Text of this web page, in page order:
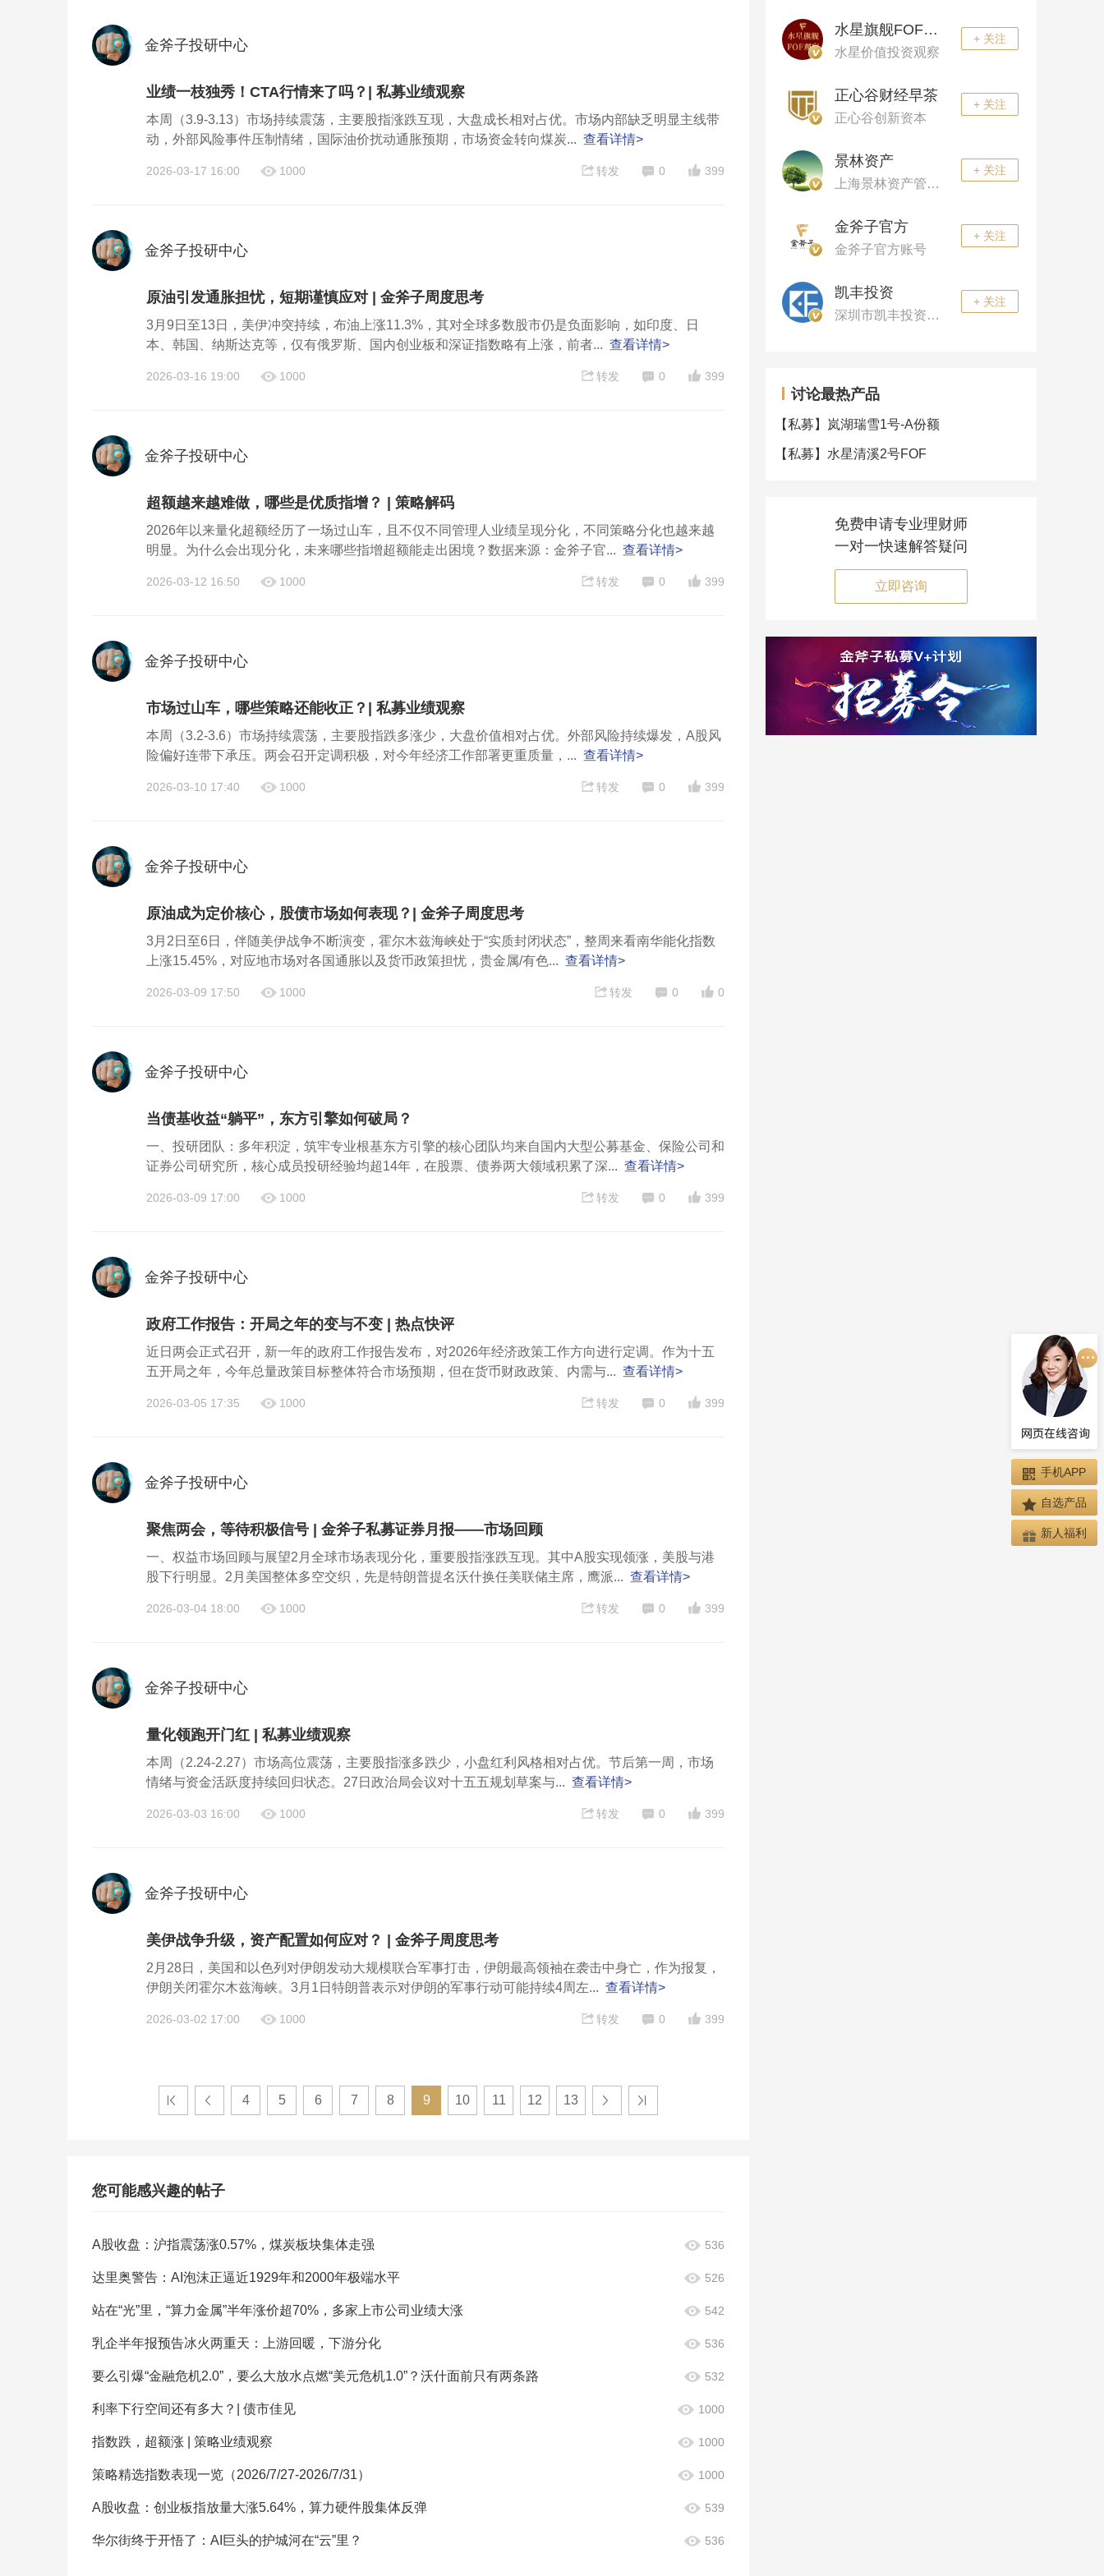
金斧子投研中心
业绩一枝独秀！CTA行情来了吗？| 私募业绩观察
本周（3.9-3.13）市场持续震荡，主要股指涨跌互现，大盘成长相对占优。市场内部缺乏明显主线带
动，外部风险事件压制情绪，国际油价扰动通胀预期，市场资金转向煤炭... 查看详情>
2026-03-17 16:00 1000 转发 0 399
金斧子投研中心
原油引发通胀担忧，短期谨慎应对 | 金斧子周度思考
3月9日至13日，美伊冲突持续，布油上涨11.3%，其对全球多数股市仍是负面影响，如印度、日
本、韩国、纳斯达克等，仅有俄罗斯、国内创业板和深证指数略有上涨，前者... 查看详情>
2026-03-16 19:00 1000 转发 0 399
金斧子投研中心
超额越来越难做，哪些是优质指增？ | 策略解码
2026年以来量化超额经历了一场过山车，且不仅不同管理人业绩呈现分化，不同策略分化也越来越
明显。为什么会出现分化，未来哪些指增超额能走出困境？数据来源：金斧子官... 查看详情>
2026-03-12 16:50 1000 转发 0 399
金斧子投研中心
市场过山车，哪些策略还能收正？| 私募业绩观察
本周（3.2-3.6）市场持续震荡，主要股指跌多涨少，大盘价值相对占优。外部风险持续爆发，A股风
险偏好连带下承压。两会召开定调积极，对今年经济工作部署更重质量，... 查看详情>
2026-03-10 17:40 1000 转发 0 399
金斧子投研中心
原油成为定价核心，股债市场如何表现？| 金斧子周度思考
3月2日至6日，伴随美伊战争不断演变，霍尔木兹海峡处于“实质封闭状态”，整周来看南华能化指数
上涨15.45%，对应地市场对各国通胀以及货币政策担忧，贵金属/有色... 查看详情>
2026-03-09 17:50 1000 转发 0 0
金斧子投研中心
当债基收益“躺平”，东方引擎如何破局？
一、投研团队：多年积淀，筑牢专业根基东方引擎的核心团队均来自国内大型公募基金、保险公司和
证券公司研究所，核心成员投研经验均超14年，在股票、债券两大领域积累了深... 查看详情>
2026-03-09 17:00 1000 转发 0 399
金斧子投研中心
政府工作报告：开局之年的变与不变 | 热点快评
近日两会正式召开，新一年的政府工作报告发布，对2026年经济政策工作方向进行定调。作为十五
五开局之年，今年总量政策目标整体符合市场预期，但在货币财政政策、内需与... 查看详情>
2026-03-05 17:35 1000 转发 0 399
金斧子投研中心
聚焦两会，等待积极信号 | 金斧子私募证券月报——市场回顾
一、权益市场回顾与展望2月全球市场表现分化，重要股指涨跌互现。其中A股实现领涨，美股与港
股下行明显。2月美国整体多空交织，先是特朗普提名沃什换任美联储主席，鹰派... 查看详情>
2026-03-04 18:00 1000 转发 0 399
金斧子投研中心
量化领跑开门红 | 私募业绩观察
本周（2.24-2.27）市场高位震荡，主要股指涨多跌少，小盘红利风格相对占优。节后第一周，市场
情绪与资金活跃度持续回归状态。27日政治局会议对十五五规划草案与... 查看详情>
2026-03-03 16:00 1000 转发 0 399
金斧子投研中心
美伊战争升级，资产配置如何应对？ | 金斧子周度思考
2月28日，美国和以色列对伊朗发动大规模联合军事打击，伊朗最高领袖在袭击中身亡，作为报复，
伊朗关闭霍尔木兹海峡。3月1日特朗普表示对伊朗的军事行动可能持续4周左... 查看详情>
2026-03-02 17:00 1000 转发 0 399
4 5 6 7 8 9 10 11 12 13
您可能感兴趣的帖子
A股收盘：沪指震荡涨0.57%，煤炭板块集体走强 536
达里奥警告：AI泡沫正逼近1929年和2000年极端水平 526
站在“光”里，“算力金属”半年涨价超70%，多家上市公司业绩大涨 542
乳企半年报预告冰火两重天：上游回暖，下游分化 536
要么引爆“金融危机2.0”，要么大放水点燃“美元危机1.0”？沃什面前只有两条路 532
利率下行空间还有多大？| 债市佳见 1000
指数跌，超额涨 | 策略业绩观察 1000
策略精选指数表现一览（2026/7/27-2026/7/31） 1000
A股收盘：创业板指放量大涨5.64%，算力硬件股集体反弹 539
华尔街终于开悟了：AI巨头的护城河在“云”里？ 536
水星旗舰FOF观察
水星价值投资观察
+ 关注
正心谷财经早茶
正心谷创新资本
+ 关注
景林资产
上海景林资产管理公司
+ 关注
金斧子官方
金斧子官方账号
+ 关注
凯丰投资
深圳市凯丰投资管理有限公司
+ 关注
讨论最热产品
【私募】 岚湖瑞雪1号-A份额
【私募】 水星清溪2号FOF
免费申请专业理财师
一对一快速解答疑问
立即咨询
手机APP
自选产品
新人福利